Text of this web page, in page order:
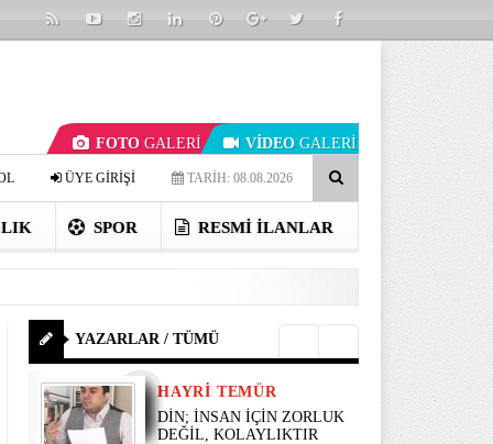
FOTO GALERİ VİDEO GALERİ
TARİH: 08.08.2026
ÜYE GİRİŞİ
SPOR RESMI İLANLAR
YAZARLAR / TÜMÜ
HAYRI TEMÜR
DİN; İNSAN İÇİN ZORLUK
DEĞİL, KOLAYLIKTIR